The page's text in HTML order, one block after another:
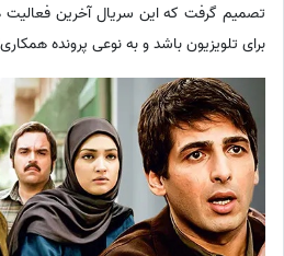
تصمیم گرفت که این سریال آخرین فعالیت
برای تلویزیون باشد و به نوعی پرونده